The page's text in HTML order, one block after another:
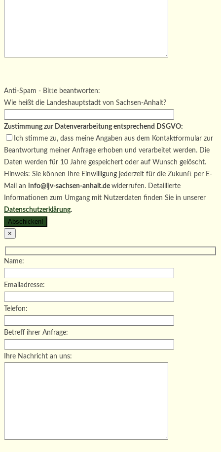
Bitte lasse dieses Feld leer.
Anti-Spam - Bitte beantworten:
Wie heißt die Landeshauptstadt von Sachsen-Anhalt?
Zustimmung zur Datenverarbeitung entsprechend DSGVO:
Ich stimme zu, dass meine Angaben aus dem Kontaktformular zur
Beantwortung meiner Anfrage erhoben und verarbeitet werden. Die
Daten werden für 10 Jahre gespeichert oder auf Wunsch gelöscht.
Hinweis: Sie können Ihre Einwilligung jederzeit für die Zukunft per E-
Mail an info@ljv-sachsen-anhalt.de widerrufen. Detaillierte
Informationen zum Umgang mit Nutzerdaten finden Sie in unserer
Datenschutzerklärung.
×
Name:
Emailadresse:
Telefon:
Betreff ihrer Anfrage:
Ihre Nachricht an uns: